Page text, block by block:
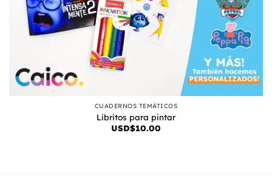
CUADERNOS TEMÁTICOS
Libritos para pintar
USD$10.00